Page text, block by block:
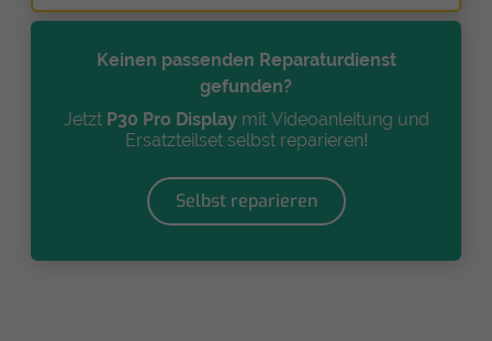
Keinen passenden Reparaturdienst
gefunden?
Jetzt P30 Pro Displaymit Videoanleitung und
Ersatzteilset selbst reparieren!
Selbst reparieren